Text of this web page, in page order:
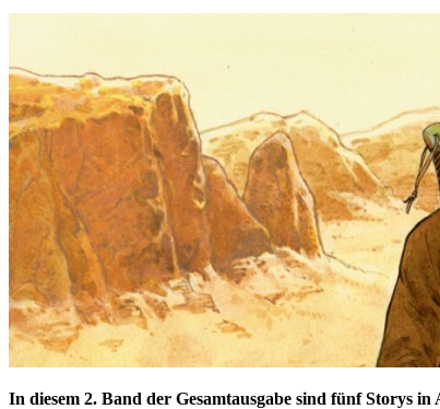
In diesem 2. Band der Gesamtausgabe sind fünf Storys